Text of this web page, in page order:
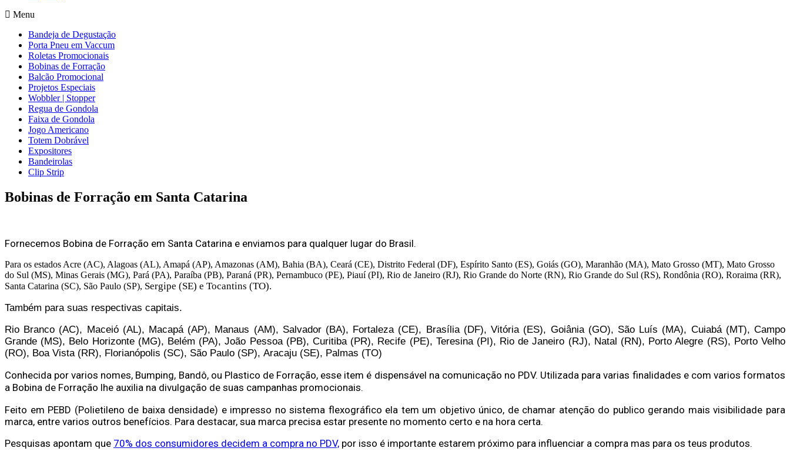
Menu
Bandeja de Degustação
Porta Pneu em Vaccum
Roletas Promocionais
Bobinas de Forração
Balcão Promocional
Projetos Especiais
Wobbler | Stopper
Regua de Gondola
Faixa de Gondola
Jogo Americano
Totem Dobrável
Expositores
Bandeirolas
Clip Strip
Bobinas de Forração em Santa Catarina
Fornecemos Bobina de Forração em Santa Catarina e enviamos para qualquer lugar do Brasil.
Para os estados Acre (AC), Alagoas (AL), Amapá (AP), Amazonas (AM), Bahia (BA), Ceará (CE), Distrito Federal (DF), Espírito Santo (ES), Goiás (GO), Maranhão (MA), Mato Grosso (MT), Mato Grosso
do Sul (MS), Minas Gerais (MG), Pará (PA), Paraíba (PB), Paraná (PR), Pernambuco (PE), Piauí (PI), Rio de Janeiro (RJ), Rio Grande do Norte (RN), Rio Grande do Sul (RS), Rondônia (RO), Roraima (RR),
Santa Catarina (SC), São Paulo (SP), Sergipe (SE) e Tocantins (TO).
Também para suas respectivas capitais.
Rio Branco (AC), Maceió (AL), Macapá (AP), Manaus (AM), Salvador (BA), Fortaleza (CE), Brasília (DF), Vitória (ES), Goiânia (GO), São Luís (MA), Cuiabá (MT), Campo
Grande (MS), Belo Horizonte (MG), Belém (PA), João Pessoa (PB), Curitiba (PR), Recife (PE), Teresina (PI), Rio de Janeiro (RJ), Natal (RN), Porto Alegre (RS), Porto Velho
(RO), Boa Vista (RR), Florianópolis (SC), São Paulo (SP), Aracaju (SE), Palmas (TO)
Conhecida por varios nomes, Bumping, Bandô, ou Plastico de Forração, esse item é dispensável na comunicação no PDV. Utilizada para varias finalidades e com varios formatos
a Bobina de Forração lhe auxilia na divulgação de suas campanhas promocionais.
Feito em PEBD (Polietileno de baixa densidade) e impresso no sistema flexográfico ela tem um objetivo único, de chamar atenção do publico gerando mais visibilidade para
marca, entre varios outros benefícios. Para destacar, sua marca precisa estar presente no momento certo e na hora certa.
Pesquisas apontam que 70% dos consumidores decidem a compra no PDV, por isso é importante estarem próximo para influenciar a compra mas para os teus produtos.